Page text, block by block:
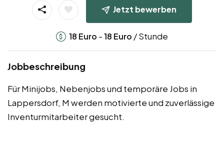
Jetzt bewerben
18 Euro -18 Euro / Stunde
Jobbeschreibung
Für Minijobs, Nebenjobs und temporäre Jobs in
Lappersdorf, M werden motivierte und zuverlässige
Inventurmitarbeiter gesucht.